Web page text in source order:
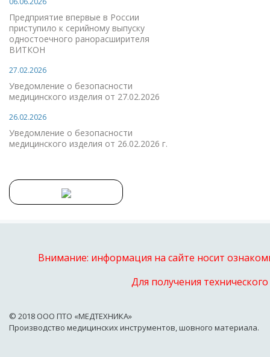
Предприятие впервые в России
приступило к серийному выпуску
одностоечного ранорасширителя
ВИТКОН
27.02.2026
Уведомление о безопасности
медицинского изделия от 27.02.2026
26.02.2026
Уведомление о безопасности
медицинского изделия от 26.02.2026 г.
Внимание: информация на сайте носит
Для получения
© 2018 OOO ПТО «МЕДТЕХНИКА»
Производство медицинских инструментов, шовного материала.